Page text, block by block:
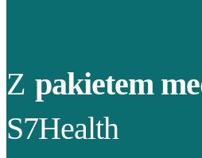
Z pakietem
S7Health